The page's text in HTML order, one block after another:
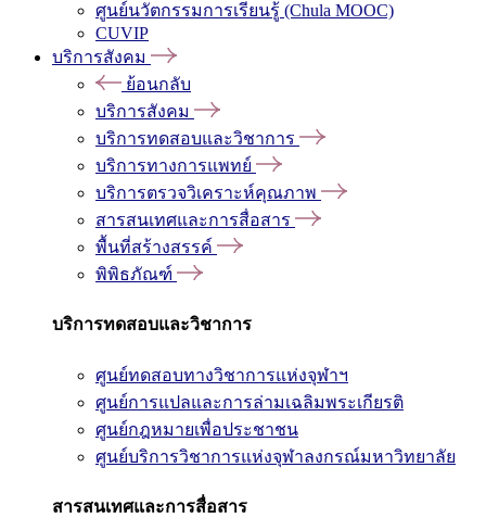
ศูนย์นวัตกรรมการเรียนรู้ (Chula MOOC)
CUVIP
บริการสังคม
ย้อนกลับ
บริการสังคม
บริการทดสอบและวิชาการ
บริการทางการแพทย์
บริการตรวจวิเคราะห์คุณภาพ
สารสนเทศและการสื่อสาร
พื้นที่สร้างสรรค์
พิพิธภัณฑ์
บริการทดสอบและวิชาการ
ศูนย์ทดสอบทางวิชาการแห่งจุฬาฯ
ศูนย์การแปลและการล่ามเฉลิมพระเกียรติ
ศูนย์กฎหมายเพื่อประชาชน
ศูนย์บริการวิชาการแห่งจุฬาลงกรณ์มหาวิทยาลัย
สารสนเทศและการสื่อสาร